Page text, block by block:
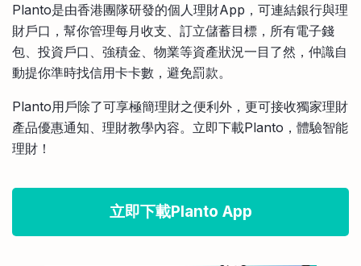
Planto是由香港團隊研發的個人理財App，可連結銀行與理
財戶口，幫你管理每月收支、訂立儲蓄目標，所有電子錢
包、投資戶口、強積金、物業等資產狀況一目了然，仲識自
動提你準時找信用卡卡數，避免罰款。
Planto用戶除了可享極簡理財之便利外，更可接收獨家理財
產品優惠通知、理財教學內容。立即下載Planto，體驗智能
理財！
立即下載Planto App